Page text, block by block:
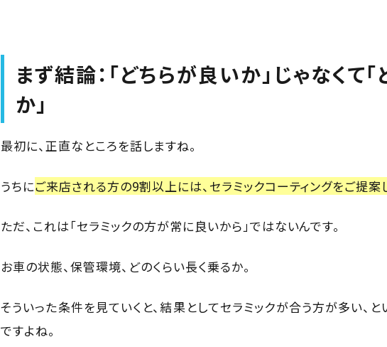
まず結論：「どちらが良いか」じゃなくて
か」
最初に、正直なところを話しますね。
うちにご来店される方の9割以上には、セラミックコーティングをご提案
ただ、これは「セラミックの方が常に良いから」ではないんです。
お車の状態、保管環境、どのくらい長く乗るか。
そういった条件を見ていくと、結果としてセラミックが合う方が多い、
ですよね。